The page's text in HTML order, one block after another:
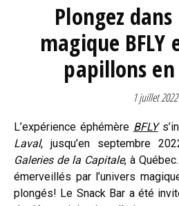
Plongez
magique BFLY
papillons
1 juillet 2022
L’expérience éphémère BFLY
Laval, jusqu’en septembre
Galeries de la Capitale, à
émerveillés par l’univers
plongés! Le Snack Bar a été